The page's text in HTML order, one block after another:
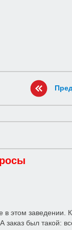
этом заведении.
заказ был такой: